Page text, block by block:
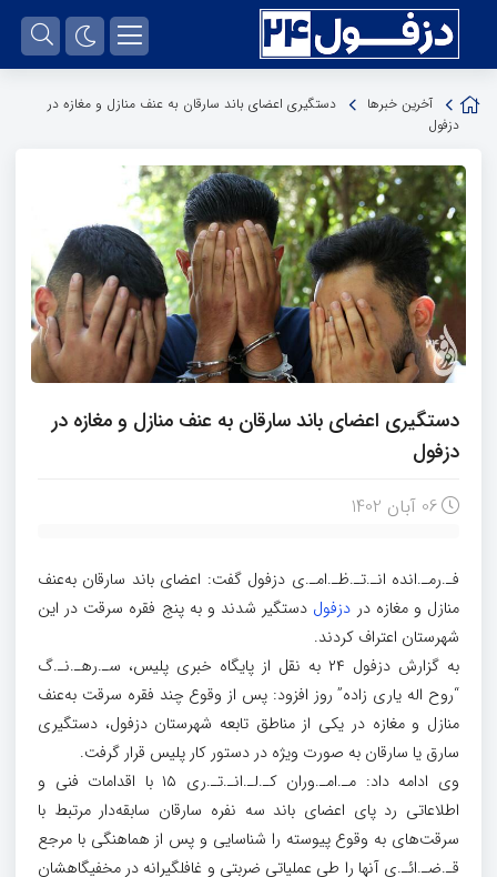
آخرین خبرها
دستگیری اعضای باند سارقان به عنف منازل و مغازه در
دزفول
دستگیری اعضای باند سارقان به عنف منازل و مغازه در
دزفول
06 آبان 1402
فـ.رمـ.انده انـ.تـ.ظـ.امـ.ی دزفول گفت: اعضای باند سارقان به‌عنف
منازل و مغازه در دزفول دستگیر شدند و به پنج فقره سرقت در این
شهرستان اعتراف کردند.
به گزارش دزفول ۲۴ به نقل از پایگاه خبری پلیس، سـ.رهـ.نـ.گ
“روح اله یاری زاده” روز افزود: پس از وقوع چند فقره سرقت به‌عنف
منازل و مغازه در یکی از مناطق تابعه شهرستان دزفول، دستگیری
سارق یا سارقان به صورت ویژه در دستور کار پلیس قرار گرفت.
وی ادامه داد: مـ.امـ.وران کـ.لـ.انـ.تـ.ری ۱۵ با اقدامات فنی و
اطلاعاتی رد پای اعضای باند سه نفره سارقان سابقه‌دار مرتبط با
سرقت‌های به وقوع پیوسته را شناسایی و پس از هماهنگی با مرجع
قـ.ضـ.ائـ.ی آنها را طی عملیاتی ضربتی و غافلگیرانه در مخفیگاهشان